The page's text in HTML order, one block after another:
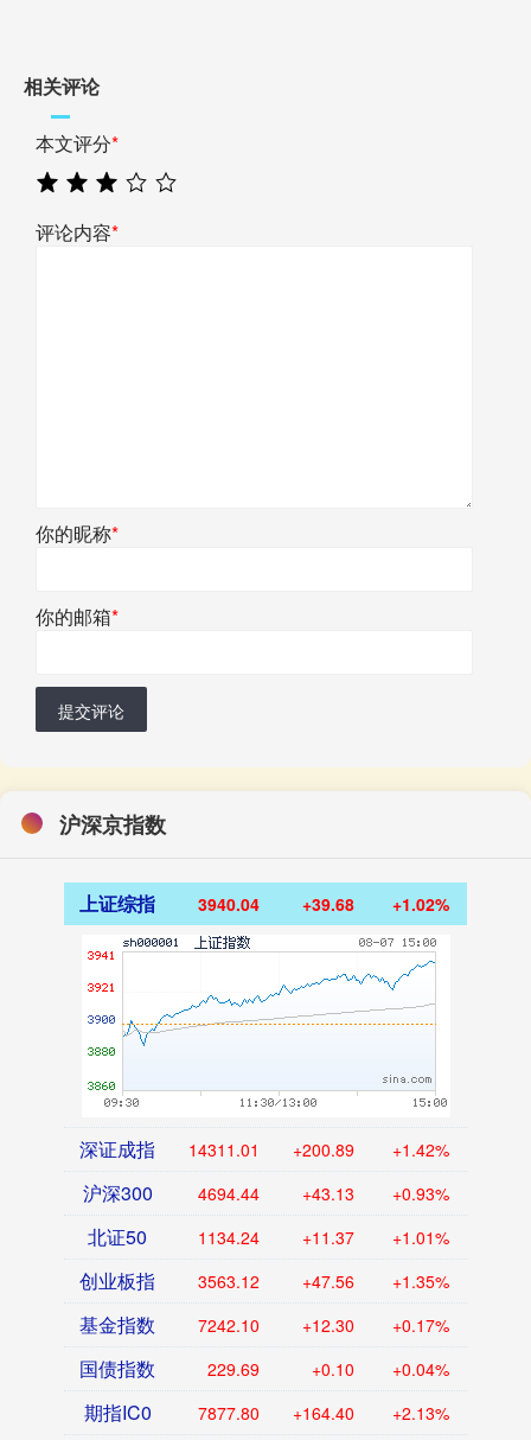
相关评论
本文评分*
评论内容*
你的昵称*
你的邮箱*
提交评论
沪深京指数
上证综指 3940.04 +39.68 +1.02%
深证成指 14311.01 +200.89 +1.42%
沪深300 4694.44 +43.13 +0.93%
北证50 1134.24 +11.37 +1.01%
创业板指 3563.12 +47.56 +1.35%
基金指数 7242.10 +12.30 +0.17%
国债指数 229.69 +0.10 +0.04%
期指IC0 7877.80 +164.40 +2.13%